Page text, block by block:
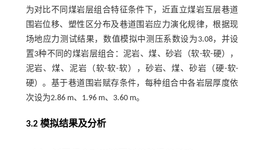
为对比不同煤岩层组合特征条件下，近直立煤岩互层巷道
围岩位移、塑性区分布及巷道围岩应力演化规律，根据现
场地应力测试结果，数值模拟中测压系数设为3.08，并设
置3种不同的煤岩层组合：泥岩、煤、砂岩（软-软-硬），
泥岩、煤、泥岩（软-软-软），砂岩、煤、砂岩（硬-软-
硬）。基于巷道围岩赋存条件，每种组合中各岩层厚度依
次设为2.86 m、1.96 m、3.60 m。
3.2 模拟结果及分析